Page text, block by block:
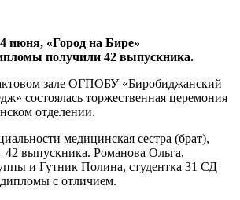
«Город на Бире»
получили 42 выпускника.
зале ОГПОБУ «Биробиджанский
состоялась торжественная церемония
отделении.
медицинская сестра (брат),
выпускника. Романова Ольга,
и Гутник Полина, студентка 31 СД
с отличием.